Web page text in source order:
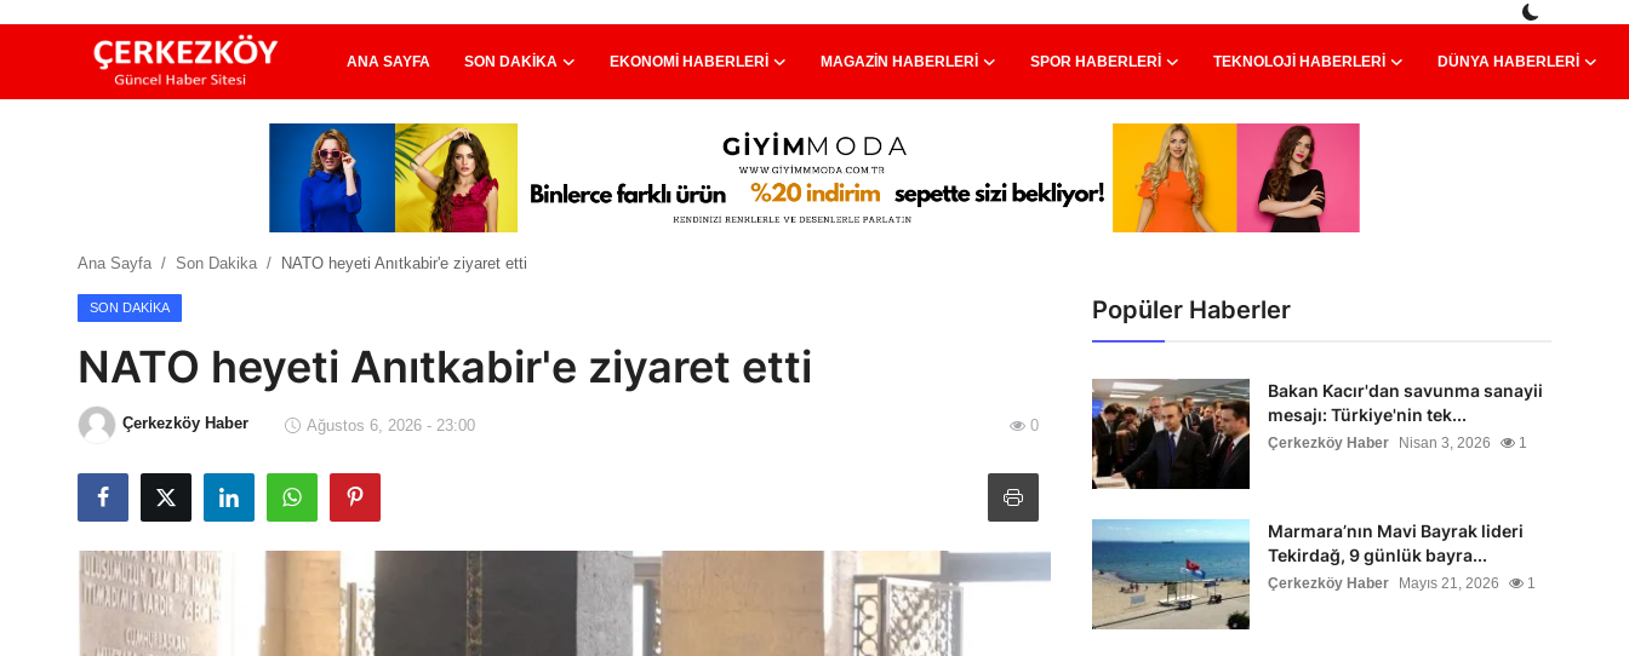
ANA SAYFA SON DAKIKA EKONOMI HABERLERI MAGAZIN HABERLERI SPOR HABERLERI TEKNOLOJI HABERLERI DÜNYA HABERLERI
Ekonomi Haberleri
Dünya Haberleri
Çerkezköy
Ana Sayfa Son Dakika NATO heyeti Anıtkabir'e ziyaret etti
SON DAKIKA
NATO heyeti Anıtkabir'e ziyaret etti
Çerkezköy Haber Ağustos 6, 2026 - 23:00 0
Popüler Haberler
Bakan Kacır'dan savunma sanayii
mesajı: Türkiye'nin tek...
Çerkezköy Haber Nisan 3, 2026 1
Marmara’nın Mavi Bayrak lideri
Tekirdağ, 9 günlük bayra...
Çerkezköy Haber Mayıs 21, 2026 1